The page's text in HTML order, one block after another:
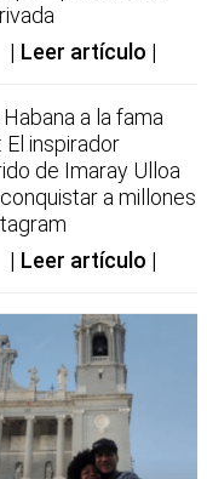
Leer artículo
a la fama
El inspirador
de Imaray Ulloa
a millones
Leer artículo